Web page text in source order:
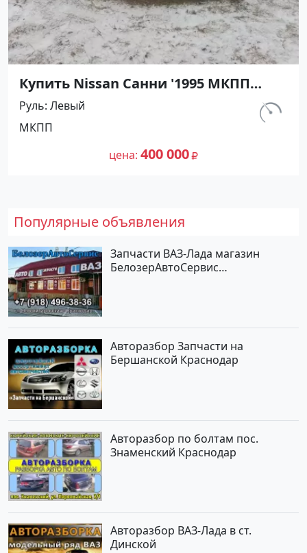
Купить Nissan Санни '1995 МКПП
(1400/90 л.с.) Бензин карбюратор
Абинск цвет Серебристый Седан по
цене 400000 рублей, объявление
№27476 на сайте Авторынок23
км.
Руль Левый
МКПП
цена 400 000
Популярные объявления
Запчасти ВАЗ-Лада магазин
БелозерАвтоСервис
Авторазбор Запчасти на
Бершанской Краснодар
Авторазбор по болтам пос.
Знаменский Краснодар
Авторазбор ВАЗ-Лада в ст.
Динской